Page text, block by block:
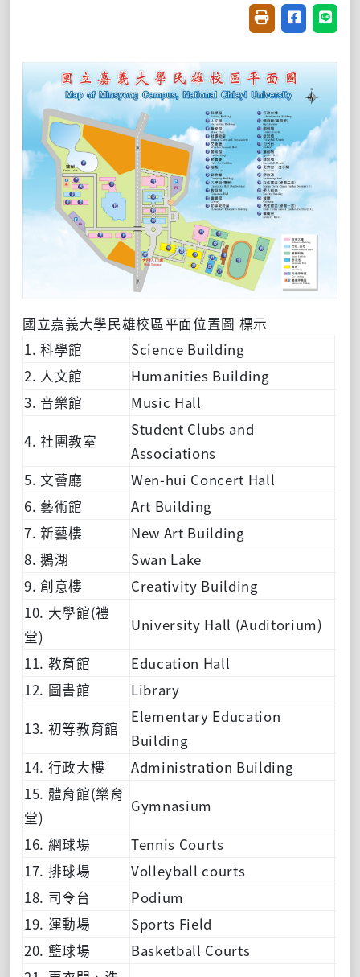
友善列印(開新視
分享至臉書
分享
國立嘉義大學民雄校區平面位置圖 標示
1. 科學館
Science Building
2. 人文館
Humanities Building
3. 音樂館
Music Hall
4. 社團教室
Student Clubs and
Associations
5. 文薈廳
Wen-hui Concert Hall
6. 藝術館
Art Building
7. 新藝樓
New Art Building
8. 鵝湖
Swan Lake
9. 創意樓
Creativity Building
10. 大學館(禮
堂)
University Hall (Auditorium)
11. 教育館
Education Hall
12. 圖書館
Library
13. 初等教育館
Elementary Education
Building
14. 行政大樓
Administration Building
15. 體育館(樂育
堂)
Gymnasium
16. 網球場
Tennis Courts
17. 排球場
Volleyball courts
18. 司令台
Podium
19. 運動場
Sports Field
20. 籃球場
Basketball Courts